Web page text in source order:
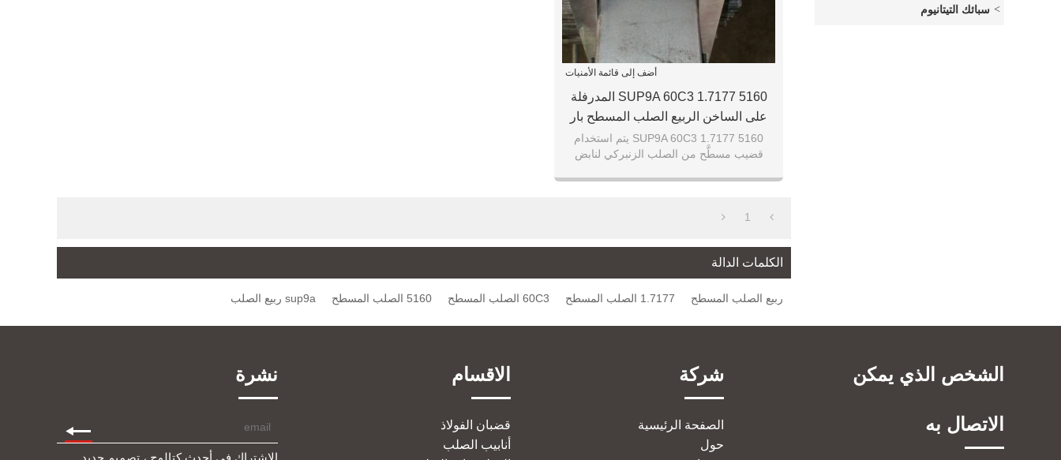
سبائك التيتانيوم
أضف إلى قائمة الأمنيات
5160 SUP9A 60C3 1.7177 المدرفلة
على الساخن الربيع الصلب المسطح بار
5160 SUP9A 60C3 1.7177 يتم استخدام
قضيب مسطَّح من الصلب الزنبركي لنابض
منتجات السلسلة
1
الكلمات الدالة
ربيع الصلب المسطح 1.7177 الصلب المسطح 60C3 الصلب المسطح 5160 الصلب المسطح sup9a ربيع الصلب
الشخص الذي يمكن
الاتصال به
شركة
الصفحة الرئيسية
حول
الاقسام
قضبان الفولاذ
أنابيب الصلب
نشرة
الاشتراك في أحدث كتالوج ، تصميم جديد